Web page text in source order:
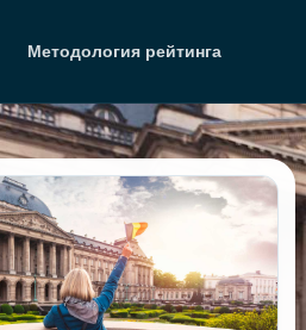
Методология рейтинга